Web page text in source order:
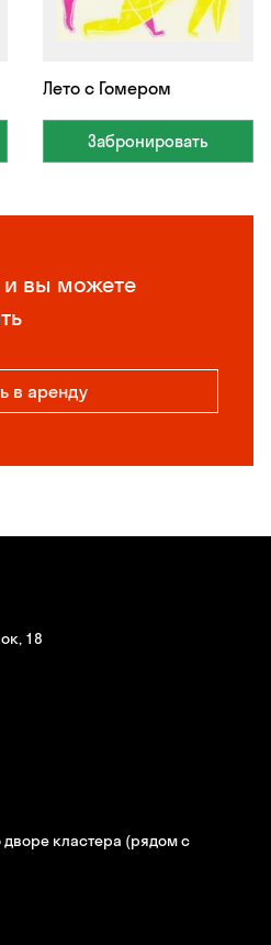
и вы можете
в аренду
Лето с Гомером
Забронировать
18
кластера (рядом с